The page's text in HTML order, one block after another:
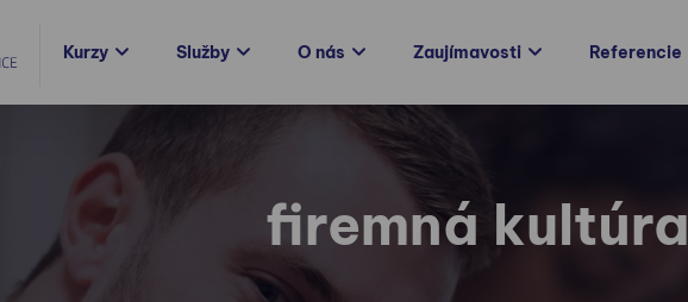
Kurzy Služby O nás Zaujímavosti Referencie
firemná kultúra